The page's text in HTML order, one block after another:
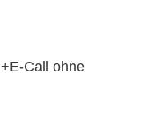
Call ohne